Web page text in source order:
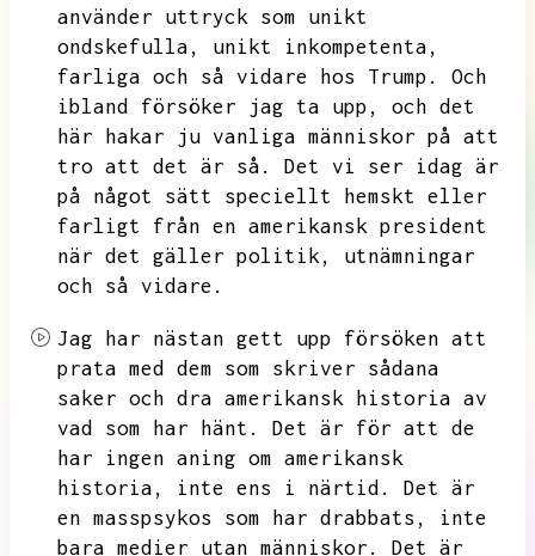
använder uttryck som unikt
ondskefulla,
unikt inkompetenta,
farliga och så vidare hos Trump.
Och
ibland försöker jag ta upp,
och det
här hakar ju vanliga människor på att
tro att det är så.
Det vi ser idag är
på något sätt speciellt hemskt eller
farligt från en amerikansk president
när det gäller politik,
utnämningar
och så vidare.
Jag har nästan gett upp försöken att
prata med dem som skriver sådana
saker och dra amerikansk historia av
vad som har hänt.
Det är för att de
har ingen aning om amerikansk
historia,
inte ens i närtid.
Det är
en masspsykos som har drabbats,
inte
bara medier utan människor.
Det är